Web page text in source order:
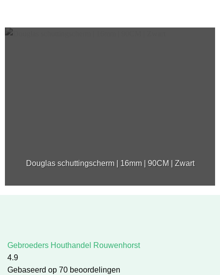
Douglas schuttingscherm | 16mm | 90CM | Zwart
Gebroeders Houthandel Rouwenhorst
4.9
Gebaseerd op 70 beoordelingen